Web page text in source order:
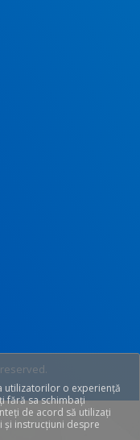
reserved.
utilizatorilor o experiență
fără sa schimbați
de acord să utilizați
și instrucțiuni despre